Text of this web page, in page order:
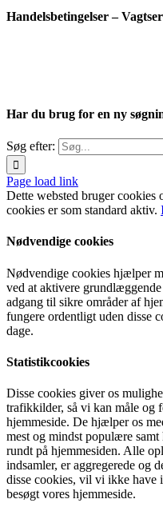
Handelsbetingelser –
Har du brug for en ny
Søg efter:
Page load link
Dette websted bruger cookies
cookies er som standard aktiv.
Nødvendige cookies
Nødvendige cookies hjælper
ved at aktivere
adgang til sikre områder af
fungere ordentligt uden disse
dage.
Statistikcookies
Disse cookies giver os
trafikkilder, så vi kan måle og
hjemmeside. De hjælper os
mest og mindst populære
rundt på hjemmesiden. Alle
indsamler, er aggregerede og
disse cookies, vil vi ikke have
besøgt vores hjemmeside.